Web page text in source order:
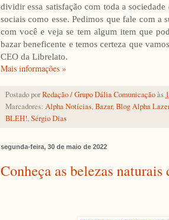
dividir essa satisfação com toda a
sociais como esse. Pedimos que fale com a
com você e veja se tem algum item que
bazar beneficente e temos certeza que
CEO da Librelato.
Mais informações »
Postado porRedação / Grupo Dália Comunicaçãoàs
Marcadores: Alpha Notícias,Bazar,Blog Alpha Lazer
BLEH!,Sérgio Dias
segunda-feira, 30 de maio de 2022
Conheça as belezas